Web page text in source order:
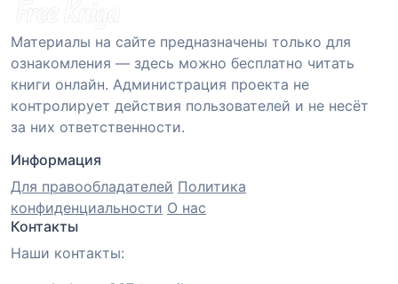
Материалы на сайте предназначены только для
ознакомления — здесь можно бесплатно читать
книги онлайн. Администрация проекта не
контролирует действия пользователей и не несёт
за них ответственности.
Информация
Для правообладателей Политика
конфиденциальности О нас
Контакты
Наши контакты: